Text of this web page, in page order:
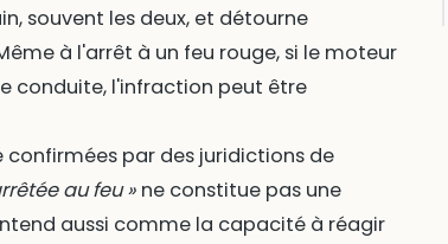
souvent les deux, et détourne
à l'arrêt à un feu rouge, si le moteur
conduite, l'infraction peut être
par des juridictions de
au feu »ne constitue pas une
aussi comme la capacité à réagir